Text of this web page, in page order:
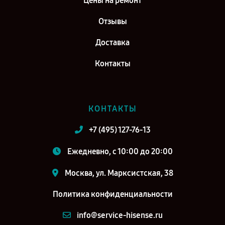
Отзывы
Доставка
Контакты
КОНТАКТЫ
+7 (495) 127-76-13
Ежедневно, с 10:00 до 20:00
Москва, ул. Марксистская, 38
Политика конфиденциальности
info@service-hisense.ru